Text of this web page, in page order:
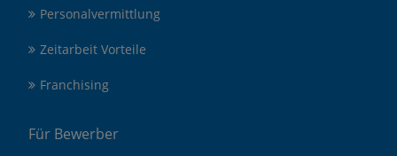
Personalvermittlung
Zeitarbeit Vorteile
Franchising
Für Bewerber